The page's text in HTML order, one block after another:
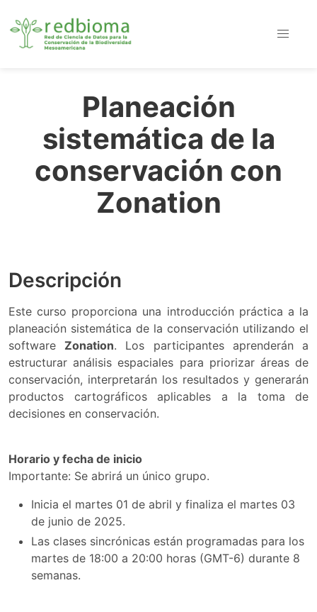
Planeación
sistemática de la
conservación con
Zonation
Descripción
Este curso proporciona una introducción práctica a la
planeación sistemática de la conservación utilizando el
softwareZonation. Los participantes aprenderán a
estructurar análisis espaciales para priorizar áreas de
conservación, interpretarán los resultados y generarán
productos cartográficos aplicables a la toma de
decisiones en conservación.
Horario y fecha de inicio
Importante: Se abrirá un único grupo.
Inicia el martes 01 de abril y finaliza el martes 03
de junio de 2025.
Las clases sincrónicas están programadas para los
martes de 18:00 a 20:00 horas (GMT-6) durante 8
semanas.